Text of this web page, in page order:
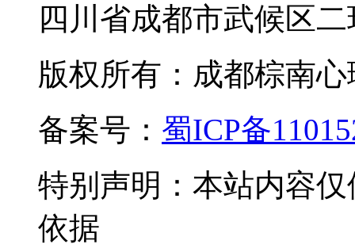
四川省成都市武候区
版权所有：成都棕南
备案号： 蜀ICP备
特别声明：本站内容
依据